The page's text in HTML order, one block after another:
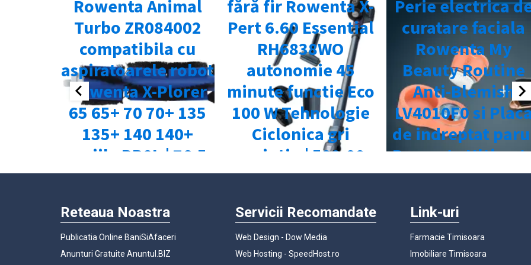
Reteaua Noastra
Publicatia Online BaniSiAfaceri
Anunturi Gratuite Anuntul.BIZ
Servicii Recomandate
Web Design - Dow Media
Web Hosting - SpeedHost.ro
Link-uri
Farmacie Timisoara
Imobiliare Timisoara